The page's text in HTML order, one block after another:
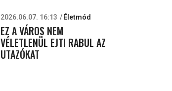
2026.06.07. 16:13 Életmód
EZ A VÁROS NEM
VÉLETLENÜL EJTI RABUL AZ
UTAZÓKAT